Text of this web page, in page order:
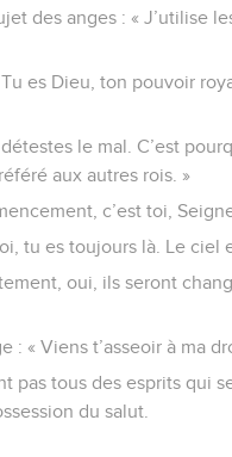
des anges : « J’utilise
es Dieu, ton pouvoir
le mal. C’est
aux autres rois. »
c’est toi,
tu es toujours là. Le ciel
oui, ils seront
: « Viens t’asseoir à ma
pas tous des esprits qui
du salut.